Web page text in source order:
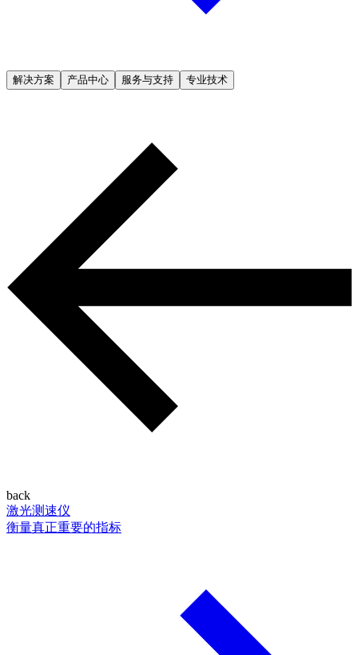
解决方案 产品中心 服务与支持 专业技术
back
激光测速仪
衡量真正重要的指标